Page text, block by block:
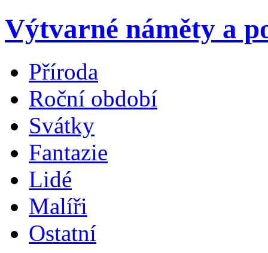
Výtvarné náměty a
Příroda
Roční období
Svátky
Fantazie
Lidé
Malíři
Ostatní